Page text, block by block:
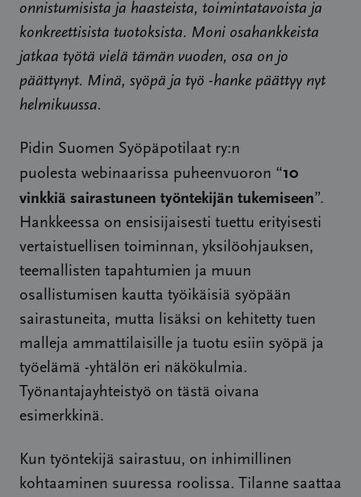
onnistumisista ja haasteista, toimintatavoista ja
konkreettisista tuotoksista. Moni osahankkeista
jatkaa työtä vielä tämän vuoden, osa on jo
päättynyt. Minä, syöpä ja työ -hanke päättyy nyt
helmikuussa.
Pidin Suomen Syöpäpotilaat ry:n
puolesta webinaarissa puheenvuoron “10
vinkkiä sairastuneen työntekijän tukemiseen”.
Hankkeessa on ensisijaisesti tuettu erityisesti
vertaistuellisen toiminnan, yksilöohjauksen,
teemallisten tapahtumien ja muun
osallistumisen kautta työikäisiä syöpään
sairastuneita, mutta lisäksi on kehitetty tuen
malleja ammattilaisille ja tuotu esiin syöpä ja
työelämä -yhtälön eri näkökulmia.
Työnantajayhteistyö on tästä oivana
esimerkkinä.
Kun työntekijä sairastuu, on inhimillinen
kohtaaminen suuressa roolissa. Tilanne saattaa